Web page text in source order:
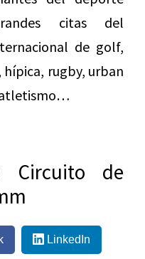
citas del
de golf,
rugby, urban
atletismo…
Circuito de
LinkedIn